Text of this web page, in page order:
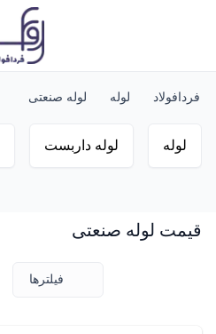
فردافولاد لوله لوله صنعتی
لوله لوله داربست
قیمت لوله صنعتی
فیلترها